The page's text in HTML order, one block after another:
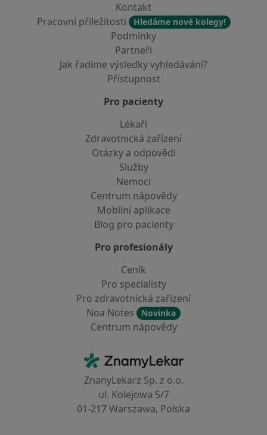
Kontakt
Pracovní příležitosti
Hledáme nové kolegy!
Podmínky
Partneři
Jak řadíme výsledky vyhledávání?
Přístupnost
Pro pacienty
Lékaři
Zdravotnická zařízení
Otázky a odpovědi
Služby
Nemoci
Centrum nápovědy
Mobilní aplikace
Blog pro pacienty
Pro profesionály
Ceník
Pro specialisty
Pro zdravotnická zařízení
Noa Notes
Novinka
Centrum nápovědy
ZnamyLekar - Hlavní stránka
ZnanyLekarz Sp. z o.o.
ul. Kolejowa 5/7
01-217 Warszawa, Polska